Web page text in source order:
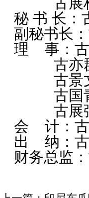
秘 书 长：
副秘书长：
理 事：
古亦群
古景文
古国青
古展强
会 计：
出 纳：
财务总监：